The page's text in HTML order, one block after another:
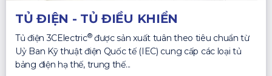
TỦ ĐIỆN - TỦ ĐIỀU KHIỂN
Tủ điện 3CElectric®được sản xuất tuân theo tiêu chuẩn từ
Uỷ Ban Kỹ thuật điện Quốc tế (IEC) cung cấp các loại tủ
bảng điện hạ thế, trung thế...